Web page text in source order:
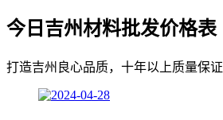
今日吉州材料批发价格表
打造吉州良心品质，十年以上质量保证